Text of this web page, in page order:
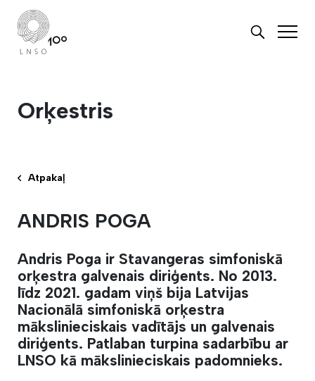
Orķestris
Atpakaļ
ANDRIS POGA
Andris Poga ir Stavangeras simfoniskā
orķestra galvenais diriģents. No 2013.
līdz 2021. gadam viņš bija Latvijas
Nacionālā simfoniskā orķestra
mākslinieciskais vadītājs un galvenais
diriģents. Patlaban turpina sadarbību ar
LNSO kā mākslinieciskais padomnieks.